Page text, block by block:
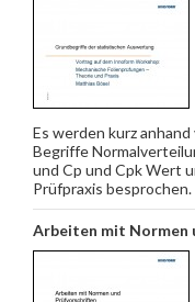
Es werden kurz
Begriffe
und Cp und Cpk Wert
Prüfpraxis besprochen.
Arbeiten mit Normen